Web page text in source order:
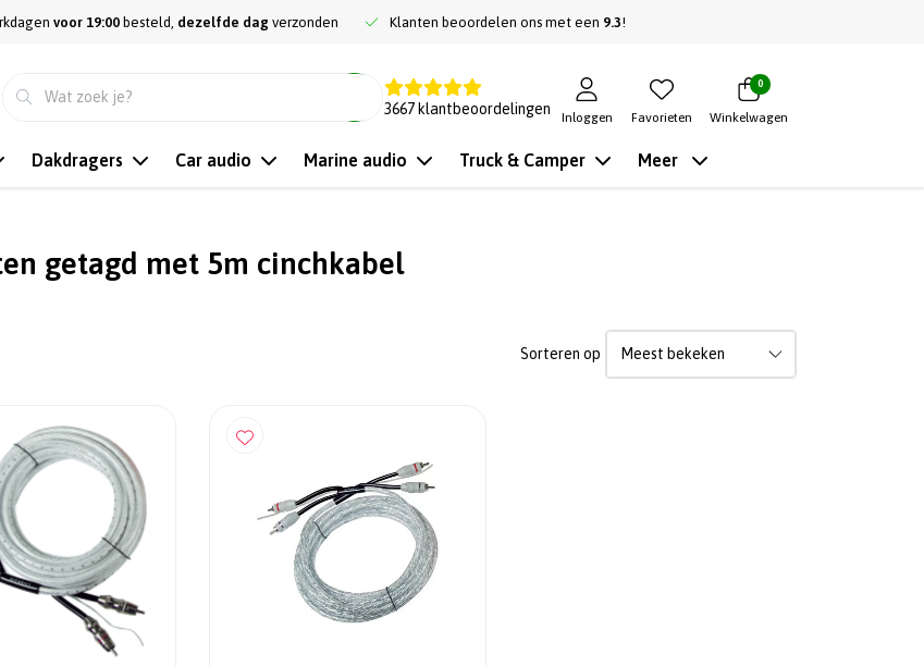
voor 19:00 besteld, dezelfde dag verzonden Klanten beoordelen ons met een 9.3!
3667 klantbeoordelingen
Inloggen Favorieten
0
Winkelwagen
Dakdragers Car audio Marine audio Truck & Camper Meer
getagd met 5m cinchkabel
Sorteren op